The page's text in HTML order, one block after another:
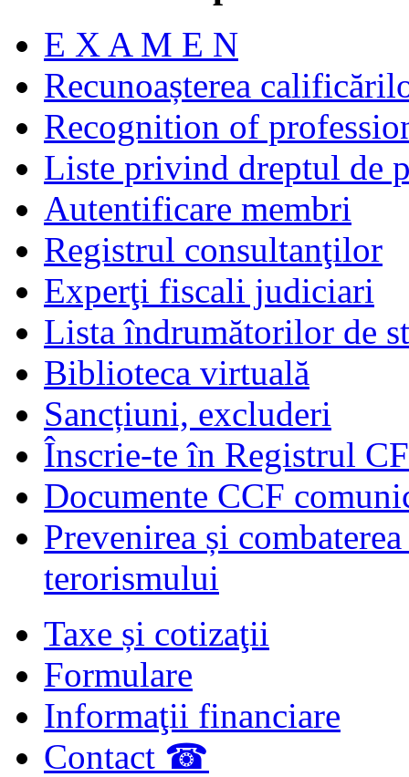
E X A M E N
Recunoașterea
Recognition of
Liste privind dreptul de
Autentificare membri
Registrul consultanţilor
Experţi fiscali judiciari
Lista îndrumătorilor de
Biblioteca virtuală
Sancțiuni, excluderi
Înscrie-te în Registrul
Documente CCF
Prevenirea și
terorismului
Taxe și cotizaţii
Formulare
Informaţii financiare
Contact ☎